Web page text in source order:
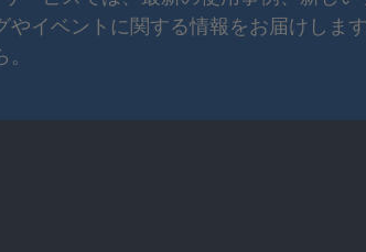
やイベントに関する情報をお届けしま